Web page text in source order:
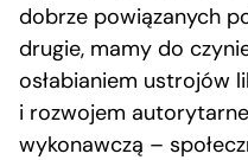
dobrze powiązanych
drugie, mamy do
osłabianiem ustrojów
i rozwojem
wykonawczą –